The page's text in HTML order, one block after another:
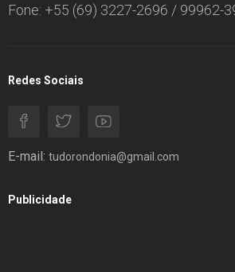
Fone: +55 (69) 3227-2696 / 99962-
Redes Sociais
E-mail: tudorondonia@gmail.com
Publicidade